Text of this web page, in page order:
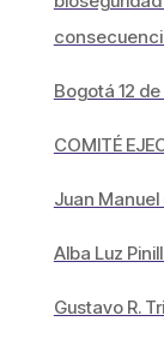
Bogotá 12
COMITÉ
Juan
Alba Luz
Gustavo R.